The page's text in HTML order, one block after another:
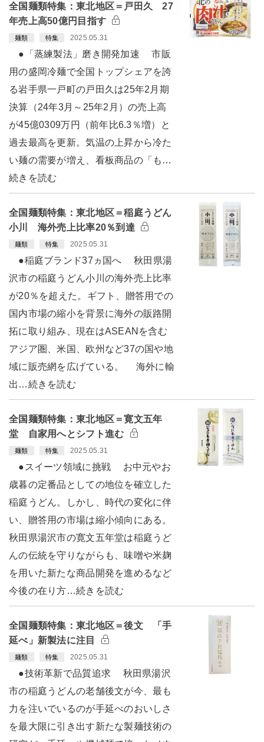
全国麺類特集：東北地区＝戸田久 27
年売上高50億円目指す
麺類 特集 2025.05.31
●「蒸練製法」磨き開発加速 市販
用の盛岡冷麺で全国トップシェアを誇
る岩手県一戸町の戸田久は25年2月期
決算（24年3月～25年2月）の売上高
が45億0309万円（前年比6.3％増）と
過去最高を更新。気温の上昇から冷た
い麺の需要が増え、看板商品の「も…
続きを読む
全国麺類特集：東北地区＝稲庭うどん
小川 海外売上比率20％到達
麺類 特集 2025.05.31
●稲庭ブランド37ヵ国へ 秋田県湯
沢市の稲庭うどん小川の海外売上比率
が20％を超えた。ギフト、贈答用での
国内市場の縮小を背景に海外の販路開
拓に取り組み、現在はASEANを含む
アジア圏、米国、欧州など37の国や地
域に販売網を広げている。 海外に輸
出…続きを読む
全国麺類特集：東北地区＝寛文五年
堂 自家用へとシフト進む
麺類 特集 2025.05.31
●スイーツ領域に挑戦 お中元やお
歳暮の定番品としての地位を確立した
稲庭うどん。しかし、時代の変化に伴
い、贈答用の市場は縮小傾向にある。
秋田県湯沢市の寛文五年堂は稲庭うど
んの伝統を守りながらも、味噌や米麹
を用いた新たな商品開発を進めるなど
今後の在り方…続きを読む
全国麺類特集：東北地区＝後文 「手
延べ」新製法に注目
麺類 特集 2025.05.31
●技術革新で品質追求 秋田県湯沢
市の稲庭うどんの老舗後文が今、最も
力を注いでいるのが手延べのおいしさ
を最大限に引き出す新たな製麺技術の